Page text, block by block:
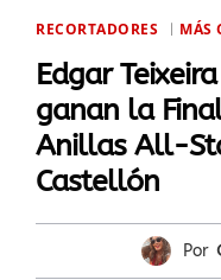
RECORTADORES MÁS
Edgar
ganan la
Anillas All-
Castellón
Por